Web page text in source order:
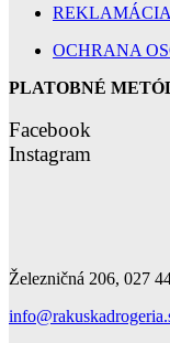
OCHRANA
PLATOBNÉ
Facebook
Instagram
Železničná 206, 027